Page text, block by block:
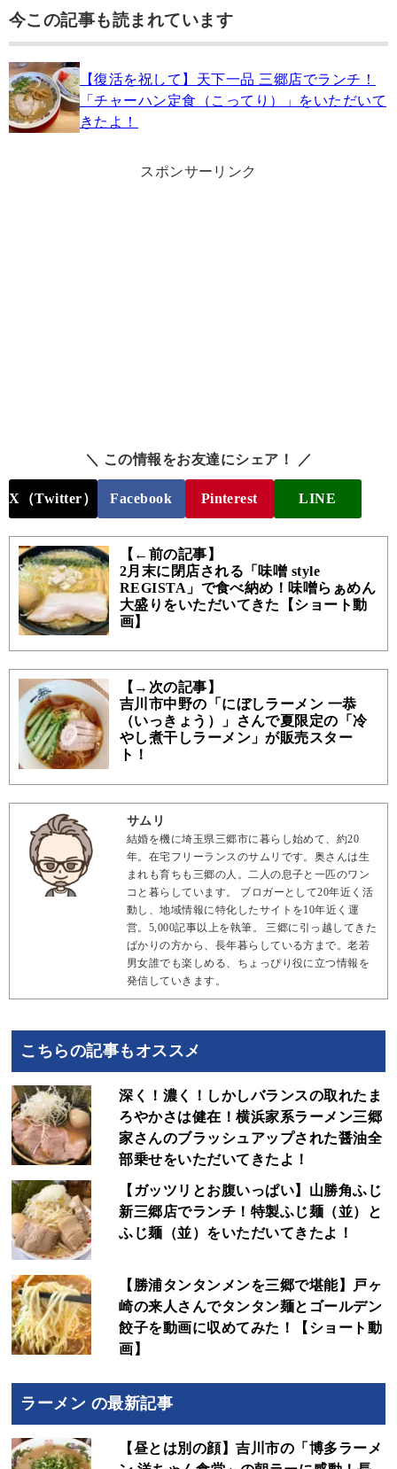
今この記事も読まれています
【復活を祝して】天下一品 三郷店でランチ！
「チャーハン定食（こってり）」をいただいて
きたよ！
スポンサーリンク
＼ この情報をお友達にシェア！ ／
X（Twitter） Facebook Pinterest LINE
【←前の記事】
2月末に閉店される「味噌 style
REGISTA」で食べ納め！味噌らぁめん
大盛りをいただいてきた【ショート動
画】
【→次の記事】
吉川市中野の「にぼしラーメン 一恭
（いっきょう）」さんで夏限定の「冷
やし煮干しラーメン」が販売スター
ト！
サムリ
結婚を機に埼玉県三郷市に暮らし始めて、約20
年。在宅フリーランスのサムリです。奥さんは生
まれも育ちも三郷の人。二人の息子と一匹のワン
コと暮らしています。 ブロガーとして20年近く活
動し、地域情報に特化したサイトを10年近く運
営。5,000記事以上を執筆。 三郷に引っ越してきた
ばかりの方から、長年暮らしている方まで。老若
男女誰でも楽しめる、ちょっぴり役に立つ情報を
発信していきます。
こちらの記事もオススメ
深く！濃く！しかしバランスの取れたま
ろやかさは健在！横浜家系ラーメン三郷
家さんのブラッシュアップされた醤油全
部乗せをいただいてきたよ！
【ガッツリとお腹いっぱい】山勝角ふじ
新三郷店でランチ！特製ふじ麺（並）と
ふじ麺（並）をいただいてきたよ！
【勝浦タンタンメンを三郷で堪能】戸ヶ
崎の来人さんでタンタン麺とゴールデン
餃子を動画に収めてみた！【ショート動
画】
ラーメン の最新記事
【昼とは別の顔】吉川市の「博多ラーメ